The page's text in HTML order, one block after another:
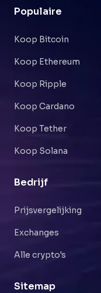
Populaire
Koop Bitcoin
Koop Ethereum
Koop Ripple
Koop Cardano
Koop Tether
Koop Solana
Bedrijf
Prijsvergelijking
Exchanges
Alle crypto's
Sitemap